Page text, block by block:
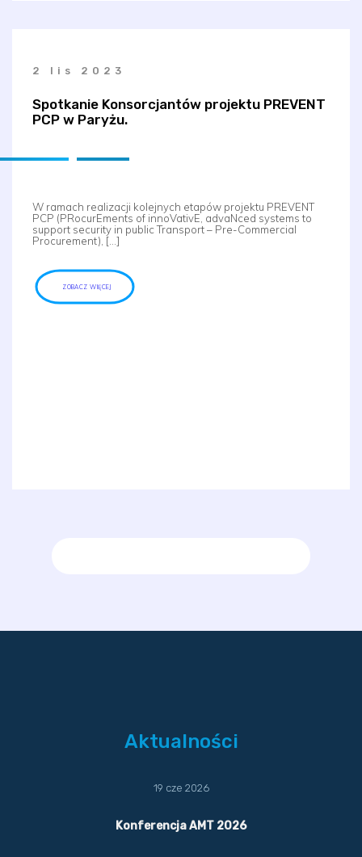
2 lis 2023
Spotkanie Konsorcjantów projektu PREVENT
PCP w Paryżu.
W ramach realizacji kolejnych etapów projektu PREVENT
PCP (PRocurEments of innoVativE, advaNced systems to
support security in public Transport – Pre-Commercial
Procurement), […]
ZOBACZ WIĘCEJ
Aktualności
19 cze 2026
Konferencja AMT 2026